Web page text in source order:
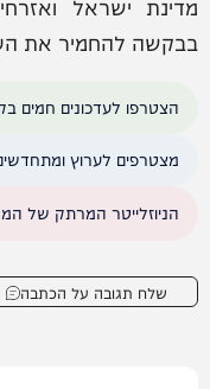
בבקשה להחמיר את
הצטרפו לעדכונים חמים
מצטרפים לערוץ
הניוזלייטר המרתק של
שלח תגובה על הכתבה